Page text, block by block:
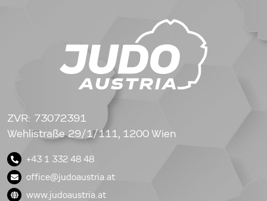
ZVR: 73072391
Wehlistraße 29/1/111, 1200 Wien
+43 1 332 48 48
office@judoaustria.at
www.judoaustria.at